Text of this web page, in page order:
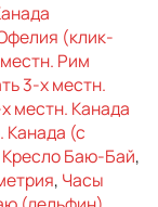
(клик-
Рим
3-х местн.
местн. Канада
Канада (с
Кресло Баю-Бай,
, Часы